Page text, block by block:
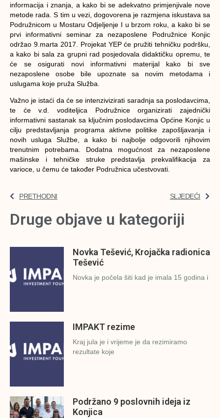
informacija i znanja, a kako bi se adekvatno primjenjivale nove
metode rada. S tim u vezi, dogovorena je razmjena iskustava sa
Podružnicom u Mostaru Odjeljenje I u brzom roku, a kako bi se
prvi informativni seminar za nezaposlene Podružnice Konjic
održao 9.marta 2017. Projekat YEP će pružiti tehničku podršku,
a kako bi sala za grupni rad posjedovala didaktičku opremu, te
će se osigurati novi informativni materijal kako bi sve
nezaposlene osobe bile upoznate sa novim metodama i
uslugama koje pruža Služba.
Važno je istaći da će se intenzivizirati saradnja sa poslodavcima,
te će v.d. voditeljica Podružnice organizirati zajednički
informativni sastanak sa ključnim poslodavcima Općine Konjic u
cilju predstavljanja programa aktivne politike zapošljavanja i
novih usluga Službe, a kako bi najbolje odgovorili njihovim
trenutnim potrebama. Dodatna mogućnost za nezaposlene
mašinske i tehničke struke predstavlja prekvalifikacija za
varioce, u čemu će također Podružnica učestvovati.
PRETHODNI SLJEDEĆI
Druge objave u kategoriji
Novka Tešević, Krojačka radionica
Tešević
Novka je počela šiti kad je imala 15 godina i
IMPAKT rezime
Kraj jula je i vrijeme je da rezimiramo
rezultate koje
Podržano 9 poslovnih ideja iz
Konjica